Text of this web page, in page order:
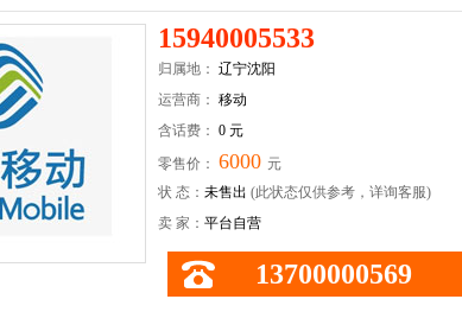
15940005533
归属地： 辽宁沈阳
运营商： 移动
含话费： 0 元
零售价： 6000 元
状 态： 未售出 (此状态仅供参考，详询客服)
卖 家： 平台自营
13700000569